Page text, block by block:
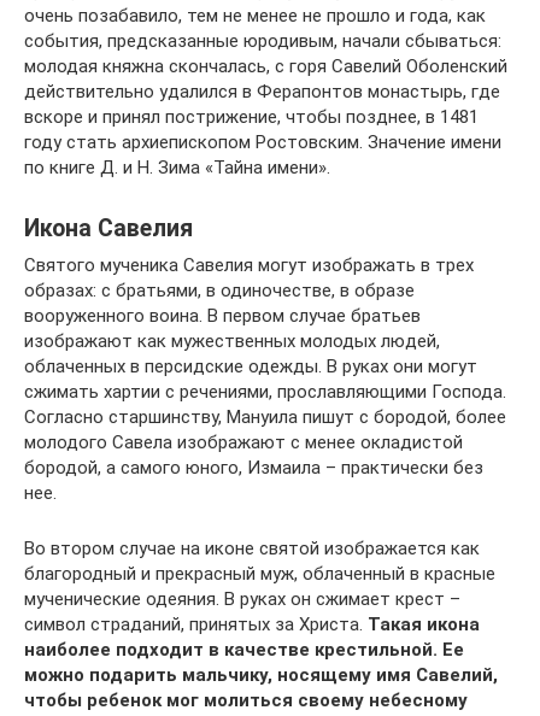
очень позабавило, тем не менее не прошло и года, как
события, предсказанные юродивым, начали сбываться:
молодая княжна скончалась, с горя Савелий Оболенский
действительно удалился в Ферапонтов монастырь, где
вскоре и принял пострижение, чтобы позднее, в 1481
году стать архиепископом Ростовским. Значение имени
по книге Д. и Н. Зима «Тайна имени».
Икона Савелия
Святого мученика Савелия могут изображать в трех
образах: с братьями, в одиночестве, в образе
вооруженного воина. В первом случае братьев
изображают как мужественных молодых людей,
облаченных в персидские одежды. В руках они могут
сжимать хартии с речениями, прославляющими Господа.
Согласно старшинству, Мануила пишут с бородой, более
молодого Савела изображают с менее окладистой
бородой, а самого юного, Измаила – практически без
нее.
Во втором случае на иконе святой изображается как
благородный и прекрасный муж, облаченный в красные
мученические одеяния. В руках он сжимает крест –
символ страданий, принятых за Христа. Такая икона
наиболее подходит в качестве крестильной. Ее
можно подарить мальчику, носящему имя Савелий,
чтобы ребенок мог молиться своему небесному